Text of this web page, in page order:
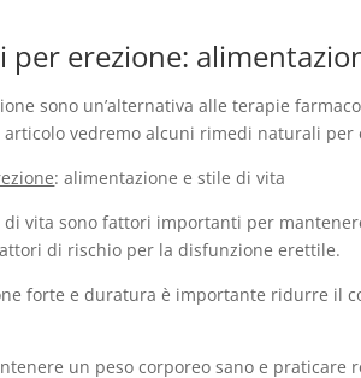
per erezione:
sono un’alternativa alle terapie
vedremo alcuni rimedi naturali
: alimentazione e stile di vita
di vita sono fattori importanti per
di rischio per la disfunzione erettile.
forte e duratura è importante ridurre il
un peso corporeo sano e praticare